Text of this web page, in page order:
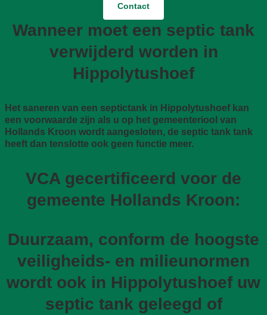
Contact
Wanneer moet een septic tank
verwijderd worden in
Hippolytushoef
Het saneren van een septictank in Hippolytushoef kan
een voorwaarde zijn als u op het gemeenteriool van
Hollands Kroon wordt aangesloten, de septic tank tank
heeft dan tenslotte ook geen functie meer.
VCA gecertificeerd voor de
gemeente Hollands Kroon:
Duurzaam, conform de hoogste
veiligheids- en milieunormen
wordt ook in Hippolytushoef uw
septic tank geleegd of